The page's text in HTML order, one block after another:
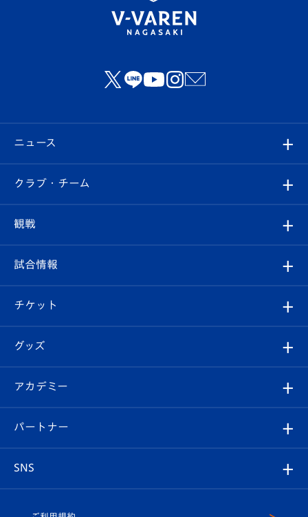
ニュース
すべて
クラブ
試合情報
チケット
イベント
メディア
ホームタウン
クラブ・チーム
クラブ概要
エンブレム紹介
スタッフプロフィール
マスコット紹介
観戦
観戦ルール
はじめての観戦ガイド
Revive Team
ヴィヴィくんの長崎おもてなしガイド
試合情報
試合日程/結果
フォトギャラリー
スタジアムグルメ
チケット
チケット
V-LOVERS（ファンクラブ）
プレイヤーズスイート
グッズ
オンラインショップ
店舗情報
アカデミー
育成からのお知らせ
U-18
パートナー
SNS